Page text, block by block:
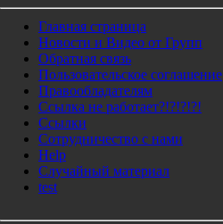
Главная страница
Новости и Видео от Групп
Обратная связь
Пользовательское соглашение
Правообладателям
Ссылка не работает?!?!?!?!
Ссылки
Сотрудничество с нами
Help
Cлучайный материал
test